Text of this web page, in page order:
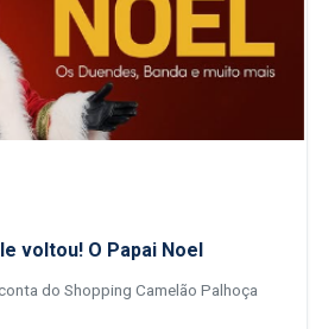
voltou! O Papai Noel
do Shopping Camelão Palhoça